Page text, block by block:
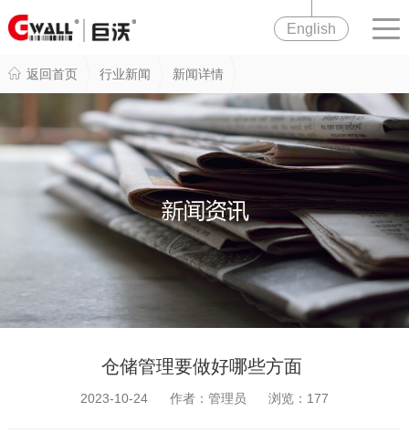
English
返回首页 行业新闻 新闻详情
仓储管理要做好哪些方面
2023-10-24 作者：管理员 浏览： 177